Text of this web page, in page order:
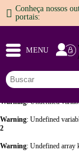
Warning: Undefined array
57
line64
Warning: Undefined
Warning: Undefined
Warning: Undefined
2
Warning: Undefined array
Conheça nossos
portais:
MENU